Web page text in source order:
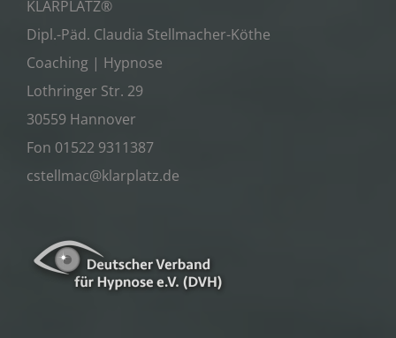
KLARPLATZ®
Dipl.-Päd. Claudia Stellmacher-Köthe
Coaching | Hypnose
Lothringer Str. 29
30559 Hannover
Fon 01522 9311387
cstellmac@klarplatz.de